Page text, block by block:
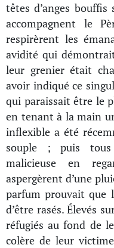
têtes d’anges bouffis
accompagnent le
respirèrent les
avidité qui
leur grenier était
avoir indiqué ce
qui paraissait être le
en tenant à la main
inflexible a été
souple ; puis tous
malicieuse en
aspergèrent d’une
parfum prouvait que
d’être rasés. Élevés
réfugiés au fond de
colère de leur